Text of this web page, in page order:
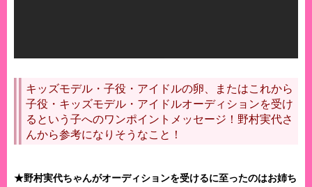
キッズモデル・子役・アイドルの卵、またはこれから
子役・キッズモデル・アイドルオーディションを受け
るという子へのワンポイントメッセージ！野村実代さ
んから参考になりそうなこと！
★野村実代ちゃんがオーディションを受けるに至ったのはお姉ち